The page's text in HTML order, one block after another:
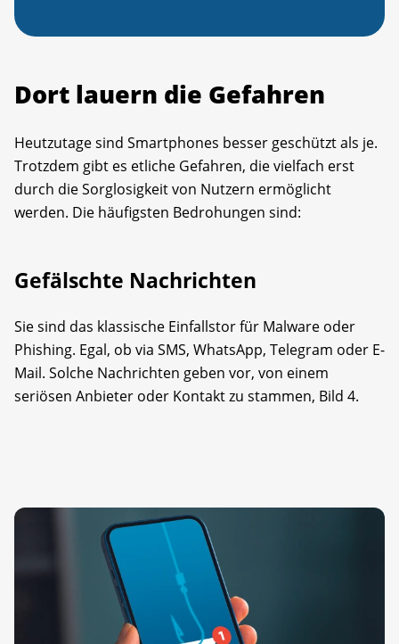
Dort lauern die Gefahren
Heutzutage sind Smartphones besser geschützt als je.
Trotzdem gibt es etliche Gefahren, die vielfach erst
durch die Sorglosigkeit von Nutzern ermöglicht
werden. Die häufigsten Bedrohungen sind:
Gefälschte Nachrichten
Sie sind das klassische Einfallstor für Malware oder
Phishing. Egal, ob via SMS, WhatsApp, Telegram oder E-
Mail. Solche Nachrichten geben vor, von einem
seriösen Anbieter oder Kontakt zu stammen, Bild 4.